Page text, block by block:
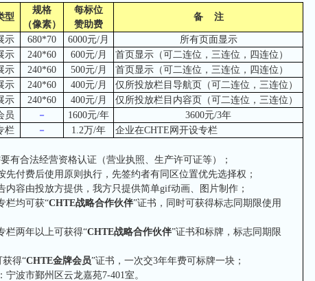
型
规格
（像素）
每标位
赞助费
备 注
示 680*70 6000元/月
所有页面显示
示 240*60 600元/月
首页显示（可二连位，三连位，四连位）
示 240*60 500元/月
首页显示（可二连位，三连位，四连位）
示 240*60 400元/月
仅所投放栏目导航页（可二连位，三连位）
示 240*60 400元/月
仅所投放栏目内容页（可二连位，三连位）
员 － 1600元/年 3600元/3年
栏 － 1.2万/年 企业在CHTE 网 开设专栏
有合法经营资格认证（营业执照、生产许可证等）；
先付费后使用原则执行，先签约者有同区位置优先选择权；
内容由投放方提供，我方只提供简单gif动画、图片制作；
栏均可获“CHTE战略合作伙伴”证书，同时可获得标志同期限使用
栏两年以上可获得“CHTE战略合作伙伴”证书和标牌，标志同期限
获得“CHTE金牌会员”证书，一次交3年年费可标牌一块；
宁波市鄞州区云龙嘉苑7-401室。